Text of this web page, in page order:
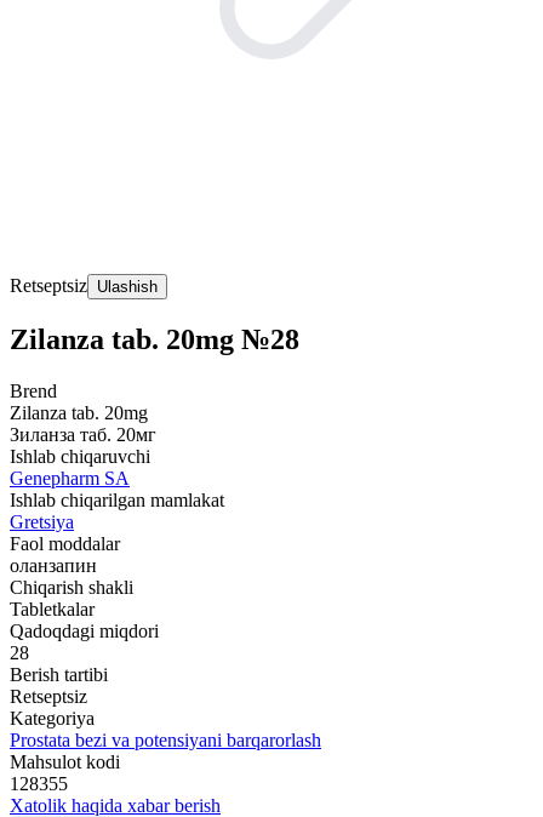
Retseptsiz Ulashish
Zilanza tab. 20mg №28
Brend
Zilanza tab. 20mg
Зиланза таб. 20мг
Ishlab chiqaruvchi
Genepharm SA
Ishlab chiqarilgan mamlakat
Gretsiya
Faol moddalar
оланзапин
Chiqarish shakli
Tabletkalar
Qadoqdagi miqdori
28
Berish tartibi
Retseptsiz
Kategoriya
Prostata bezi va potensiyani barqarorlash
Mahsulot kodi
128355
Xatolik haqida xabar berish